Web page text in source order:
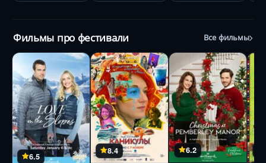
Фильмы про фестивали Все фильмы
6.5
8.4 6.2